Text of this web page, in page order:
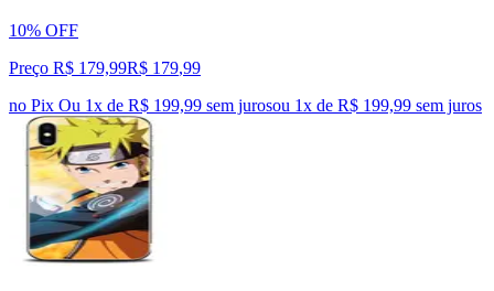
10% OFF
Preço R$ 179,99R$ 179,99
no Pix Ou 1x de R$ 199,99 sem jurosou 1x de R$ 199,99 sem juros